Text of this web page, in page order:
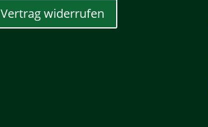
Vertrag widerrufen